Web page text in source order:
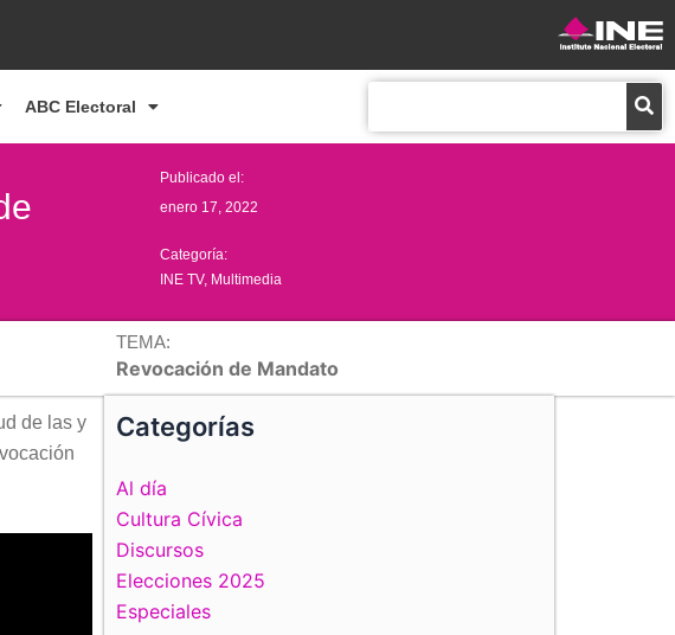
ABC Electoral
Publicado el:
enero 17, 2022
Categoría:
INE TV, Multimedia
TEMA:
Revocación de Mandato
de las y
Categorías
Al día
Cultura Cívica
Discursos
Elecciones 2025
Especiales